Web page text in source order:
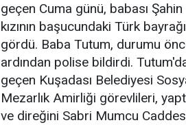
geçen Cuma günü, babası
kızının başucundaki Türk
gördü. Baba Tutum, durumu
ardından polise bildirdi.
geçen Kuşadası Belediyesi
Mezarlık Amirliği görevlileri,
ve direğini Sabri Mumcu